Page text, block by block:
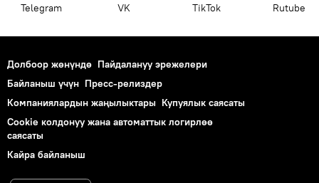
Telegram VK ТikТоk Rutube
Долбоор жөнүндө Пайдалануу эрежелери
Байланыш үчүн Пресс-релиздер
Компаниялардын жаңылыктары Купуялык саясаты
Cookie колдонуу жана автоматтык логирлөө
саясаты
Кайра байланыш